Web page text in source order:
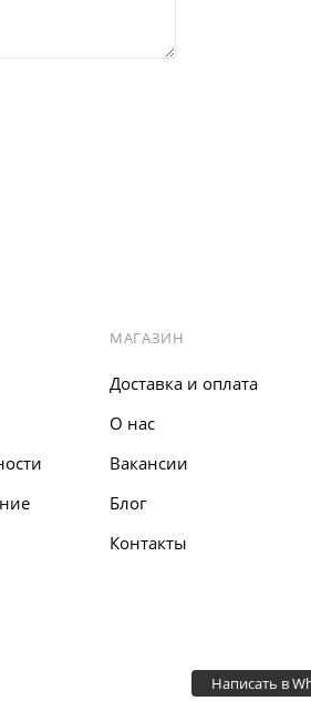
Написать в
МАГАЗИН
Доставка и оплата
О нас
Вакансии
Блог
Контакты